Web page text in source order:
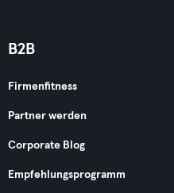
B2B
Firmenfitness
Partner werden
Corporate Blog
Empfehlungsprogramm